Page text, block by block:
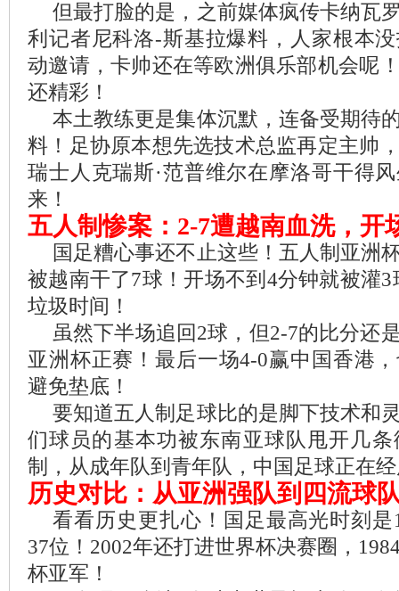
但最打脸的是，之前媒体疯传卡纳瓦
利记者尼科洛-斯基拉爆料，人家根本
动邀请，卡帅还在等欧洲俱乐部机会呢
还精彩！
本土教练更是集体沉默，连备受期待
料！足协原本想先选技术总监再定主帅
瑞士人克瑞斯·范普维尔在摩洛哥干得
来！
五人制惨案：2-7遭越南血洗，开
国足糟心事还不止这些！五人制亚洲
被越南干了7球！开场不到4分钟就被灌
垃圾时间！
虽然下半场追回2球，但2-7的比分还
亚洲杯正赛！最后一场4-0赢中国香港
避免垫底！
要知道五人制足球比的是脚下技术和
们球员的基本功被东南亚球队甩开几
制，从成年队到青年队，中国足球正在
历史对比：从亚洲强队到四流球
看看历史更扎心！国足最高光时刻是
37位！2002年还打进世界杯决赛圈，
杯亚军！